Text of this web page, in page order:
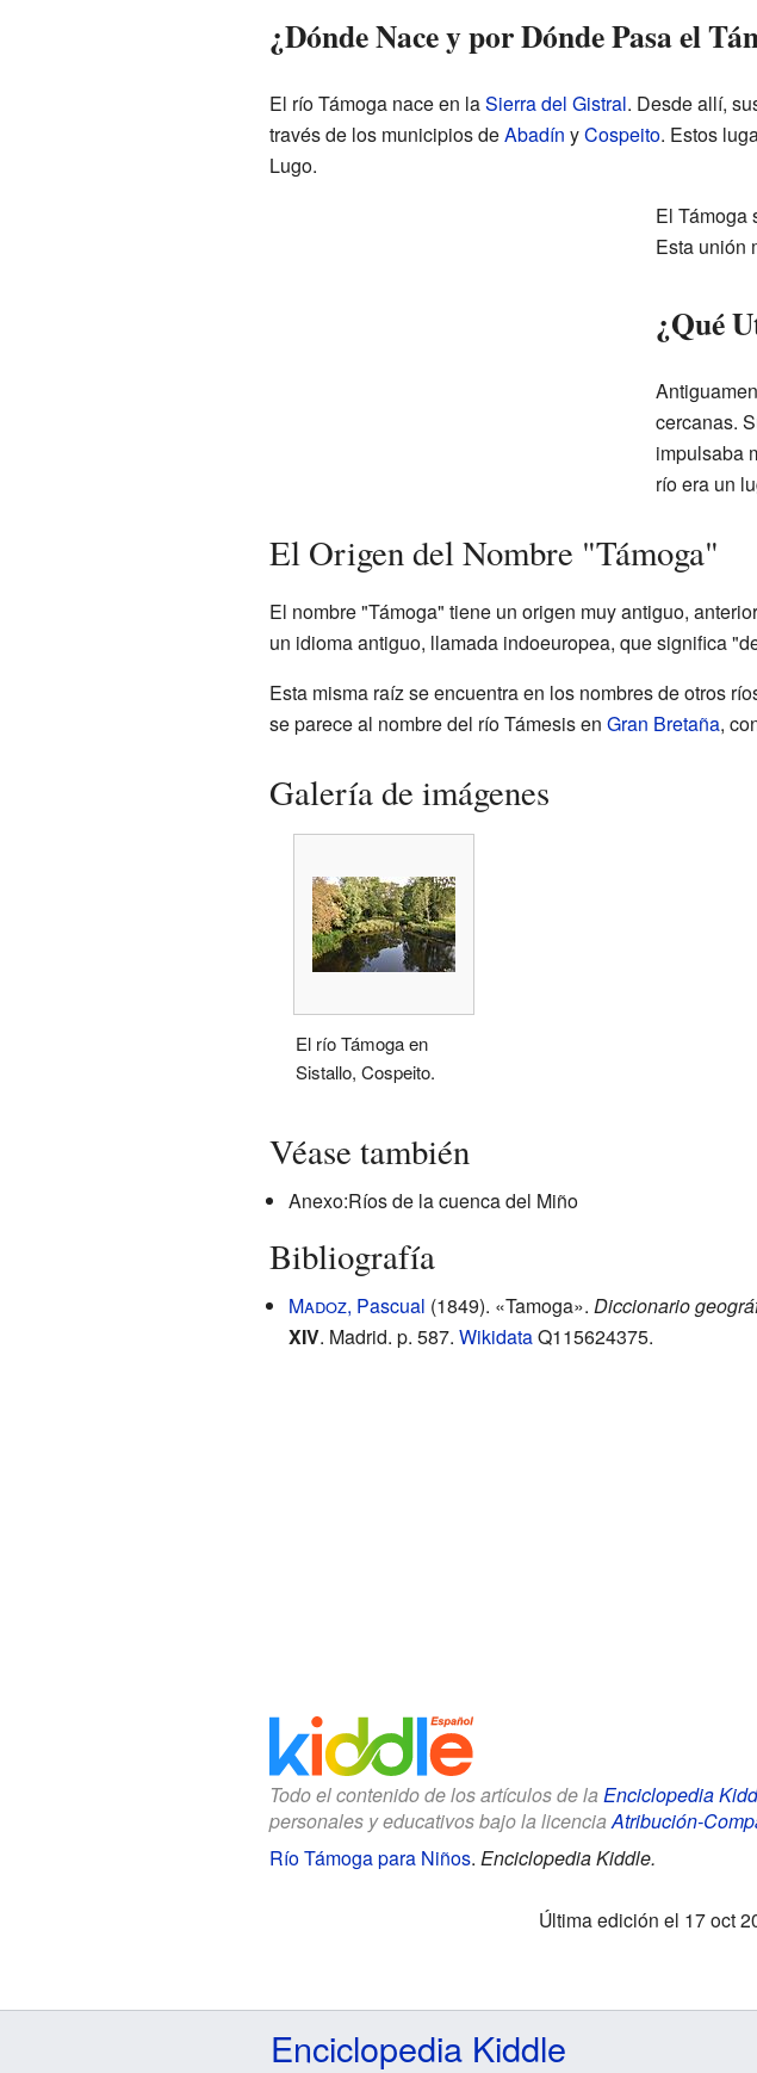
¿Dónde Nace y por Dónde Pasa el
El río Támoga nace en laSierra del Gistral. Desde allí,
través de los municipios deAbadín yCospeito. Estos
Lugo.
El Támoga
Esta unión
¿Qué
cercanas.
impulsaba
río era un
El Origen del Nombre "Támoga"
El nombre "Támoga" tiene un origen muy antiguo,
un idioma antiguo, llamada indoeuropea, que significa
Esta misma raíz se encuentra en los nombres de otros
se parece al nombre del río Támesis en Gran Bretaña,
Galería de imágenes
El río Támoga en
Sistallo, Cospeito.
Véase también
Anexo:Ríos de la cuenca del Miño
Bibliografía
Madoz, Pascual (1849). «Tamoga». Diccionario
XIV. Madrid. p. 587. WikidataQ115624375.
Todo el contenido de los artículos de la Enciclopedia
personales y educativos bajo la licencia Atribución-
Río Támoga para Niños. Enciclopedia Kiddle.
Última edición el 17 oct
Enciclopedia Kiddle